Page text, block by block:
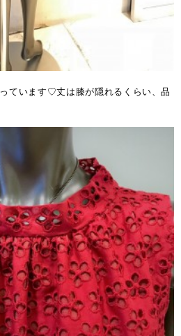
ています♡丈は膝が隠れるくらい、品